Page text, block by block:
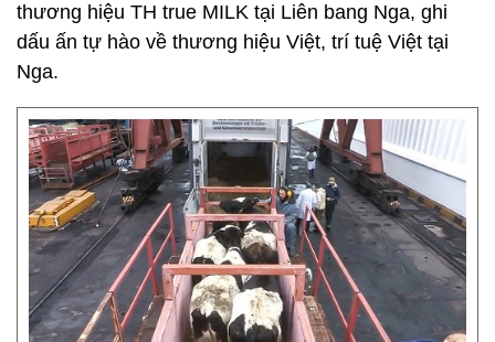
thương hiệu TH true MILK tại Liên bang Nga, ghi
dấu ấn tự hào về thương hiệu Việt, trí tuệ Việt tại
Nga.